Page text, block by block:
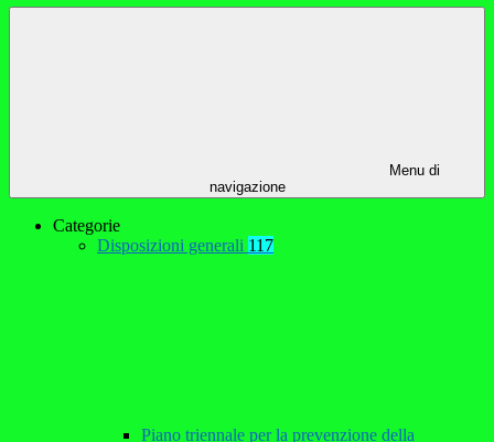
Menu di
navigazione
Categorie
Disposizioni generali 117
Piano triennale per la prevenzione della